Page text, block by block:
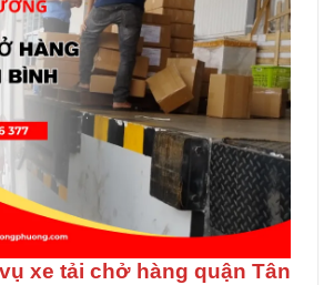
xe tải chở hàng quận Tân